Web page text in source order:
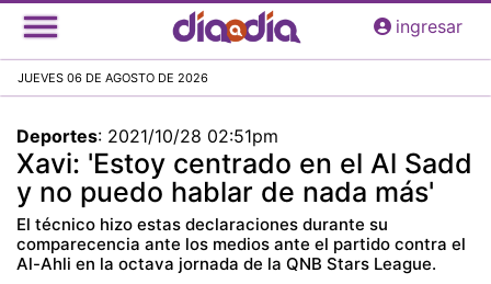
Pasar
al
principal
ingresar
JUEVES 06 DE AGOSTO DE 2026
Deportes: 2021/10/28 02:51pm
Xavi: 'Estoy centrado en el Al Sadd
y no puedo hablar de nada más'
El técnico hizo estas declaraciones durante su
comparecencia ante los medios ante el partido contra el
Al-Ahli en la octava jornada de la QNB Stars League.